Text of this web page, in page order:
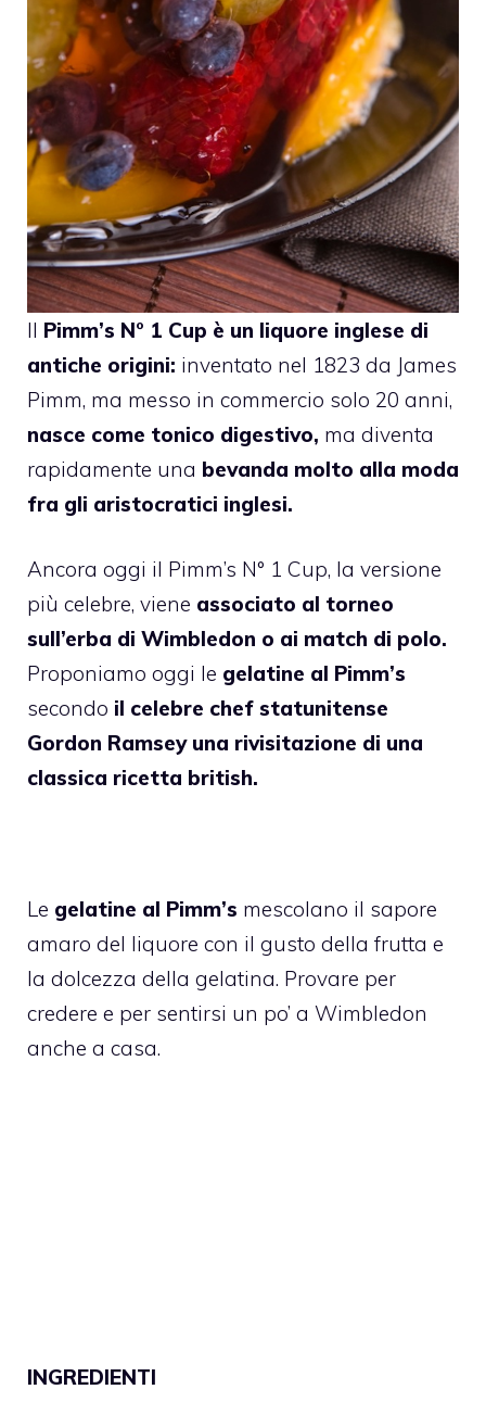
Il Pimm’s N° 1 Cup è un liquore inglese di
antiche origini: inventato nel 1823 da James
Pimm, ma messo in commercio solo 20 anni,
nasce come tonico digestivo, ma diventa
rapidamente una bevanda molto alla moda
fra gli aristocratici inglesi.
Ancora oggi il Pimm’s N° 1 Cup, la versione
più celebre, viene associato al torneo
sull’erba di Wimbledon o ai match di polo.
Proponiamo oggi le gelatine al Pimm’s
secondo il celebre chef statunitense
Gordon Ramsey una rivisitazione di una
classica ricetta british.
Le gelatine al Pimm’s mescolano il sapore
amaro del liquore con il gusto della frutta e
la dolcezza della gelatina. Provare per
credere e per sentirsi un po’ a Wimbledon
anche a casa.
INGREDIENTI